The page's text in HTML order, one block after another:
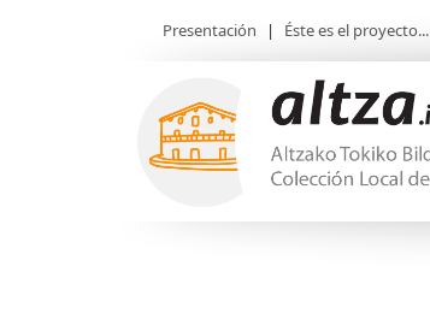
Presentación | Éste es el proyecto...